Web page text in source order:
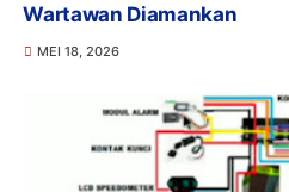
Wartawan Diamankan
MEI 18, 2026